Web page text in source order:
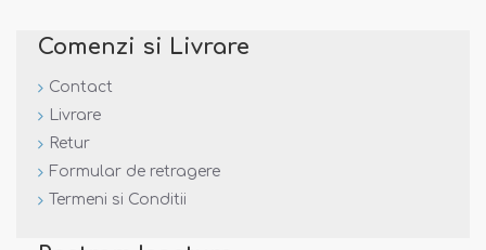
Comenzi si Livrare
Contact
Livrare
Retur
Formular de retragere
Termeni si Conditii